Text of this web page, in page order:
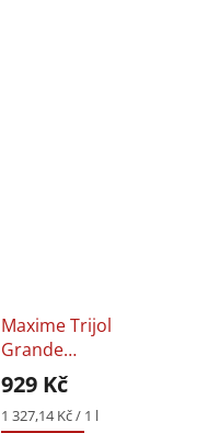
Maxime Trijol
Grande
Champagne
Elegance 0,7l 40%
929 Kč
Měrná
1 327,14 Kč / 1 l